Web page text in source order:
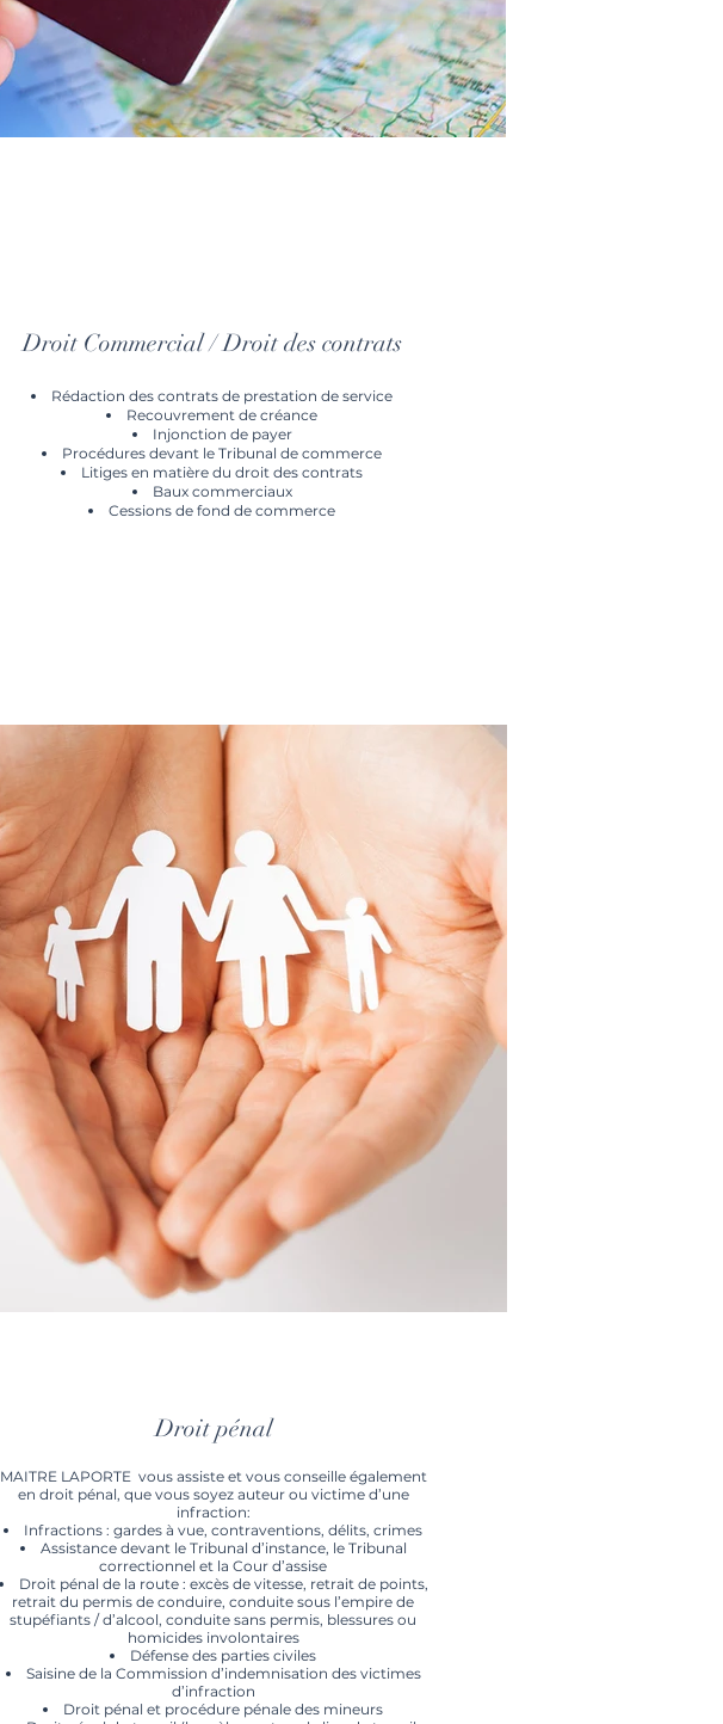
Droit Commercial / Droit des contrats
Rédaction des contrats de prestation de service
Recouvrement de créance
Injonction de payer
Procédures devant le Tribunal de commerce
Litiges en matière du droit des contrats
Baux commerciaux
Cessions de fond de commerce
Droit pénal
MAITRE LAPORTE vous assiste et vous conseille également
en droit pénal, que vous soyez auteur ou victime d’une
infraction:
Infractions : gardes à vue, contraventions, délits, crimes
Assistance devant le Tribunal d’instance, le Tribunal
correctionnel et la Cour d’assise
Droit pénal de la route : excès de vitesse, retrait de points,
retrait du permis de conduire, conduite sous l’empire de
stupéfiants / d’alcool, conduite sans permis, blessures ou
homicides involontaires
Défense des parties civiles
Saisine de la Commission d’indemnisation des victimes
d’infraction
Droit pénal et procédure pénale des mineurs